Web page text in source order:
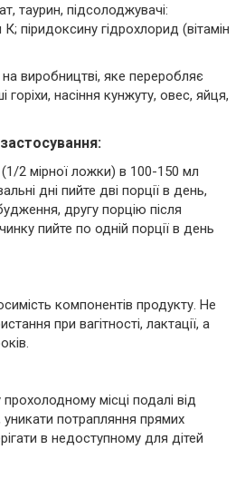
таурин, підсолоджувачі:
піридоксину гідрохлорид (вітамін
виробництві, яке переробляє
горіхи, насіння кунжуту, овес, яйця,
2 мірної ложки) в 100-150 мл
дні пийте дві порції в день,
другу порцію після
пийте по одній порції в день
компонентів продукту. Не
при вагітності, лактації, а
місці подалі від
уникати потрапляння прямих
в недоступному для дітей